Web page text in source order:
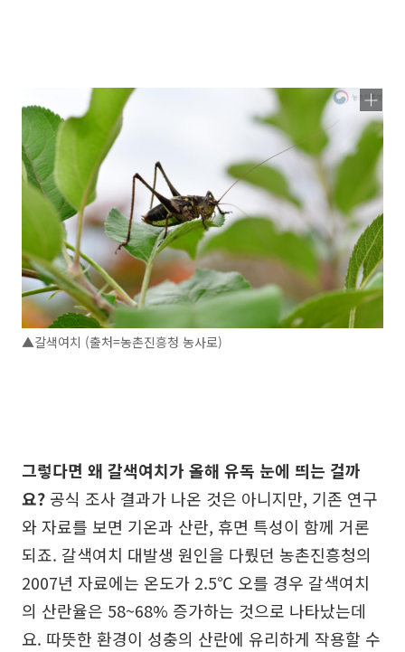
▲갈색여치 (출처=농촌진흥청 농사로)
그렇다면 왜 갈색여치가 올해 유독 눈에 띄는 걸까
요? 공식 조사 결과가 나온 것은 아니지만, 기존 연구
와 자료를 보면 기온과 산란, 휴면 특성이 함께 거론
되죠. 갈색여치 대발생 원인을 다뤘던 농촌진흥청의
2007년 자료에는 온도가 2.5℃ 오를 경우 갈색여치
의 산란율은 58~68% 증가하는 것으로 나타났는데
요. 따뜻한 환경이 성충의 산란에 유리하게 작용할 수